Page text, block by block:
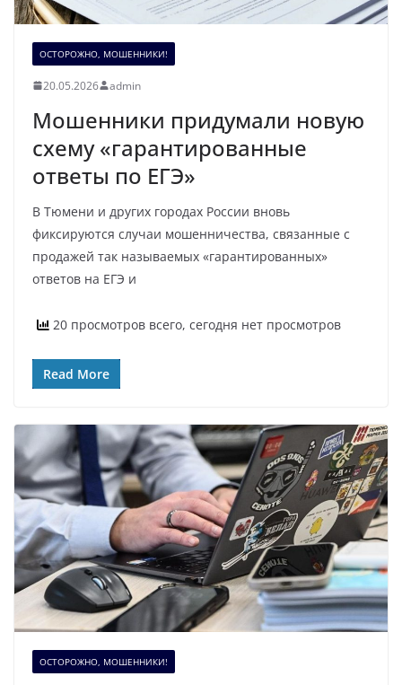
ОСТОРОЖНО, МОШЕННИКИ!
20.05.2026 admin
Мошенники придумали новую
схему «гарантированные
ответы по ЕГЭ»
В Тюмени и других городах России вновь
фиксируются случаи мошенничества, связанные с
продажей так называемых «гарантированных»
ответов на ЕГЭ и
20 просмотров всего, сегодня нет просмотров
Read More
ОСТОРОЖНО, МОШЕННИКИ!